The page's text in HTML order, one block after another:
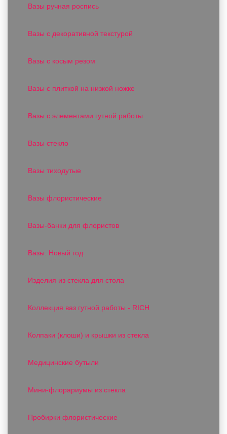
Вазы ручная роспись
Вазы с декоративной текстурой
Вазы с косым резом
Вазы с плиткой на низкой ножке
Вазы с элементами гутной работы
Вазы стекло
Вазы тиходутые
Вазы флористические
Вазы-банки для флористов
Вазы: Новый год
Изделия из стекла для стола
Коллекция ваз гутной работы - RICH
Колпаки (клоши) и крышки из стекла
Медицинские бутыли
Мини-флорариумы из стекла
Пробирки флористические